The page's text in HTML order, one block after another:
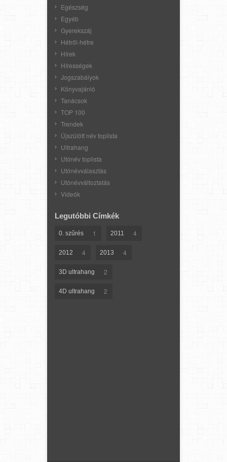
Egészség
Egyéb
Gyerekszáj
Hétről-hétre
Hírek
Hírességek
Jogszabályok
Könyvajánló
Tanácsok
TOP 100
Trendek
Újszülött név toplista
Ultrahang
Utónév toplista
Utónévválasztás
Utónévváltoztatás
Videók
Legutóbbi Címkék
0. szűrés 1 2011 4
2012 4 2013 4
3D ultrahang 2
4D ultrahang 2